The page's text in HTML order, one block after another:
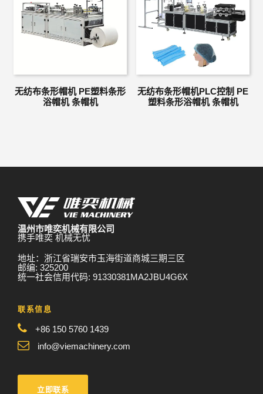
无纺布条形帽机 PE塑料条形
浴帽机 条帽机
无纺布条形帽机PLC控制 PE
塑料条形浴帽机 条帽机
温州市唯奕机械有限公司
携手唯奕 机械无忧
地址：浙江省瑞安市玉海街道商城三期三区
邮编: 325200
统一社会信用代码: 91330381MA2JBU4G6X
联系信息
+86 150 5760 1439
info@viemachinery.com
立即联系